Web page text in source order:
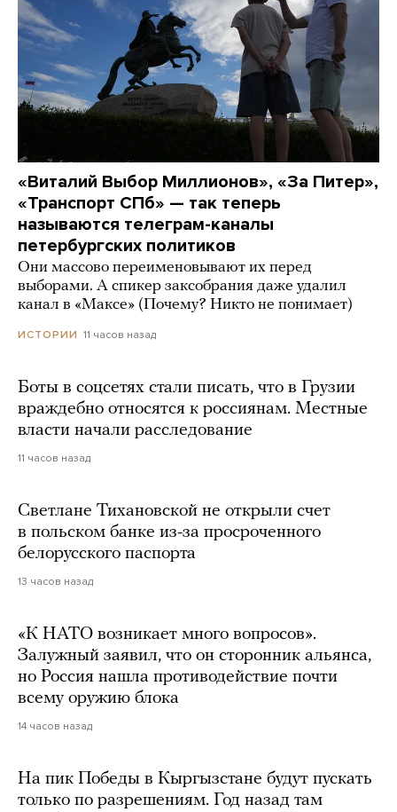
«Виталий Выбор Миллионов», «За Питер»,
«Транспорт СПб» — так теперь
называются телеграм-каналы
петербургских политиков
Они массово переименовывают их перед
выборами. А спикер заксобрания даже удалил
канал в «Максе» (Почему? Никто не понимает)
ИСТОРИИ 11 часов назад
Боты в соцсетях стали писать, что в Грузии
враждебно относятся к россиянам. Местные
власти начали расследование
11 часов назад
Светлане Тихановской не открыли счет
в польском банке из-за просроченного
белорусского паспорта
13 часов назад
«К НАТО возникает много вопросов».
Залужный заявил, что он сторонник альянса,
но Россия нашла противодействие почти
всему оружию блока
14 часов назад
На пик Победы в Кыргызстане будут пускать
только по разрешениям. Год назад там